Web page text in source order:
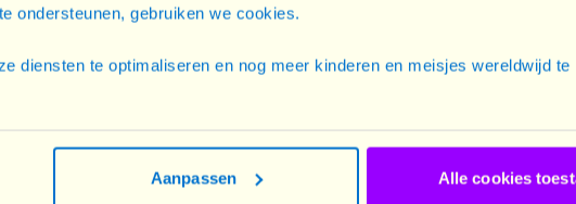
ondersteunen, gebruiken we cookies.
diensten te optimaliseren en nog meer kinderen en meisjes wereldwijd te
Aanpassen Alle cookies